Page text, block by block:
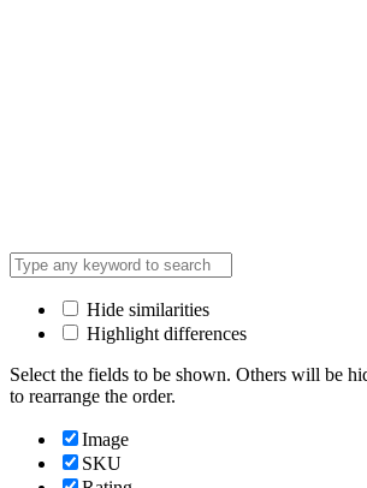
Hide similarities
Highlight differences
Select the fields to be shown. Others will be
to rearrange the order.
Image
SKU